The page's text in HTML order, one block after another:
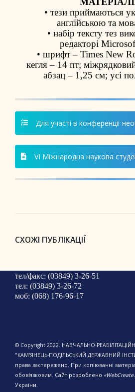
• тези приймаються
англійською та
• набір тексту тез
редакторі
• шрифт – Times New
кегля – 14 пт;
абзац – 1,25 см; усі
Для участі в конференції
VІ Міжнародна наукова
СХОЖІ ПУБЛІКАЦІЇ
тел/факс: (03849) 3-26-51
тел: (03849) 3-26-72
моб: (068) 176-96-17
© Copyright 2022. НАВЧАЛЬНО-
"КАМ'ЯНЕЦЬ-ПОДІЛЬСЬКИЙ ДЕРЖАВНИЙ
права застережено. При копіюванні
обов'язковим. Сайт розроблено
України.